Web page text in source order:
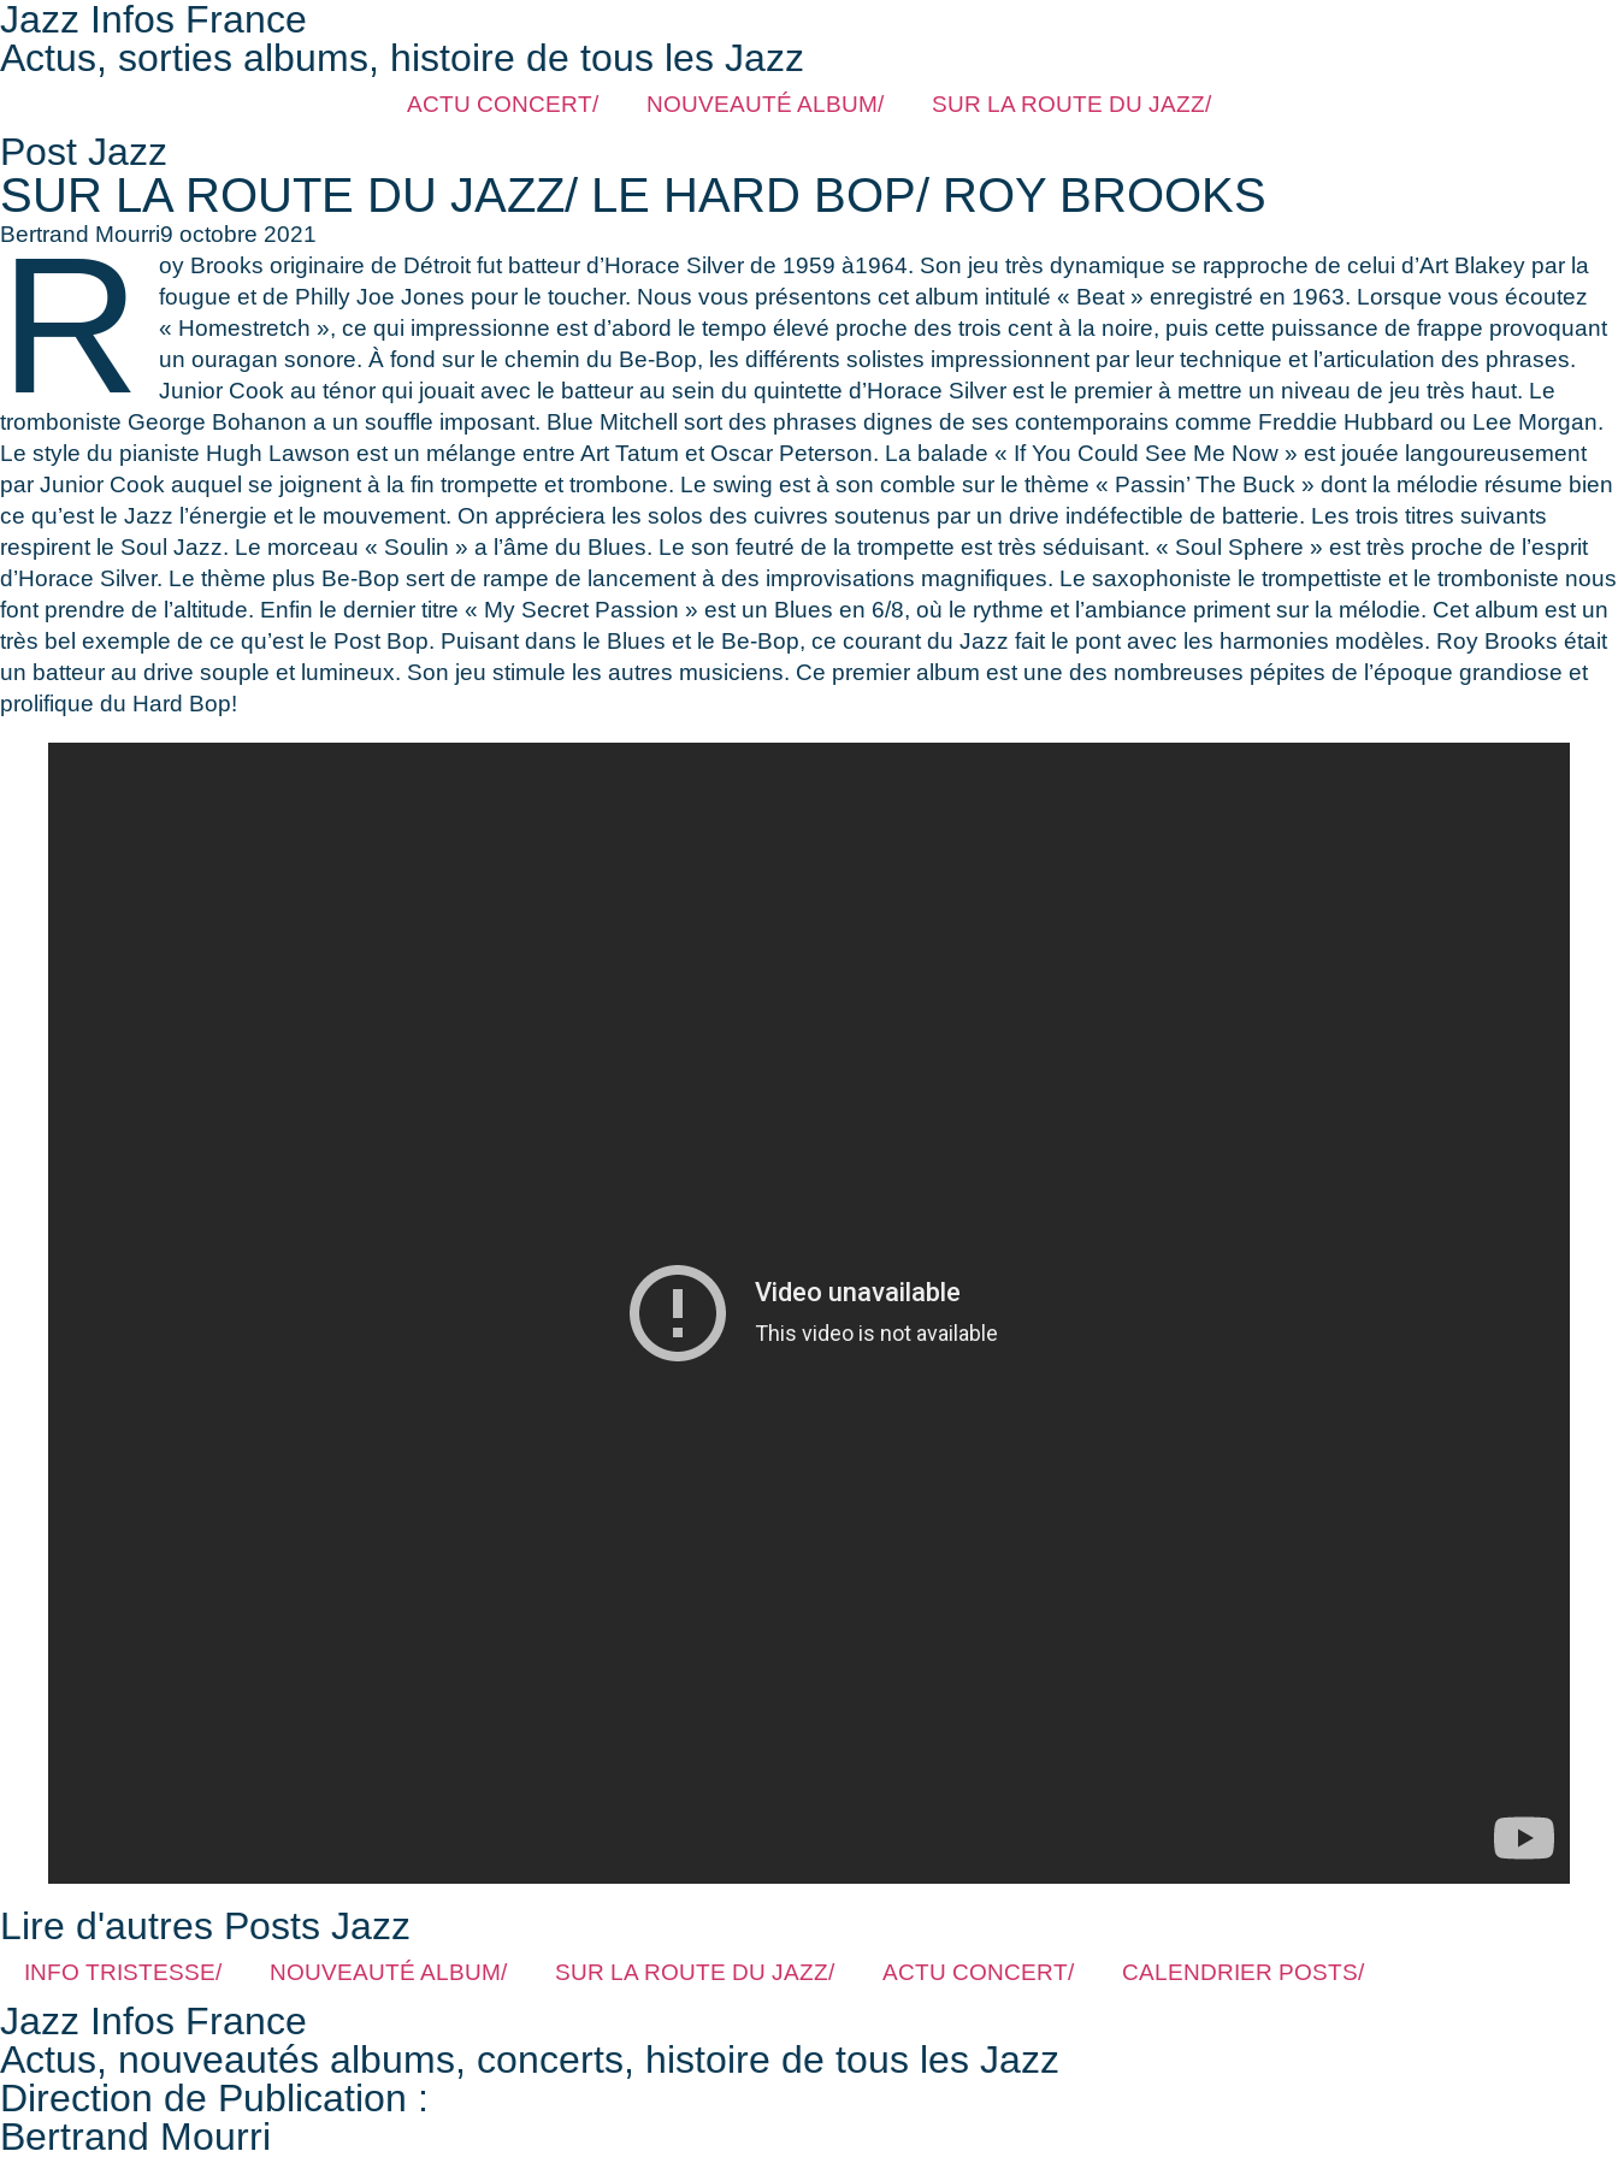
Jazz Infos France
Actus, sorties albums, histoire de tous les Jazz
ACTU CONCERT/ NOUVEAUTÉ ALBUM/ SUR LA ROUTE DU JAZZ/
Post Jazz
SUR LA ROUTE DU JAZZ/ LE HARD BOP/ ROY BROOKS
Bertrand Mourri9 octobre 2021
R
oy Brooks originaire de Détroit fut batteur d’Horace Silver de 1959 à1964. Son jeu très dynamique se rapproche de celui d’Art Blakey par la
fougue et de Philly Joe Jones pour le toucher. Nous vous présentons cet album intitulé « Beat » enregistré en 1963. Lorsque vous écoutez
« Homestretch », ce qui impressionne est d’abord le tempo élevé proche des trois cent à la noire, puis cette puissance de frappe provoquant
un ouragan sonore. À fond sur le chemin du Be-Bop, les différents solistes impressionnent par leur technique et l’articulation des phrases.
Junior Cook au ténor qui jouait avec le batteur au sein du quintette d’Horace Silver est le premier à mettre un niveau de jeu très haut. Le
tromboniste George Bohanon a un souffle imposant. Blue Mitchell sort des phrases dignes de ses contemporains comme Freddie Hubbard ou Lee Morgan.
Le style du pianiste Hugh Lawson est un mélange entre Art Tatum et Oscar Peterson. La balade « If You Could See Me Now » est jouée langoureusement
par Junior Cook auquel se joignent à la fin trompette et trombone. Le swing est à son comble sur le thème « Passin’ The Buck » dont la mélodie résume bien
ce qu’est le Jazz l’énergie et le mouvement. On appréciera les solos des cuivres soutenus par un drive indéfectible de batterie. Les trois titres suivants
respirent le Soul Jazz. Le morceau « Soulin » a l’âme du Blues. Le son feutré de la trompette est très séduisant. « Soul Sphere » est très proche de l’esprit
d’Horace Silver. Le thème plus Be-Bop sert de rampe de lancement à des improvisations magnifiques. Le saxophoniste le trompettiste et le tromboniste nous
font prendre de l’altitude. Enfin le dernier titre « My Secret Passion » est un Blues en 6/8, où le rythme et l’ambiance priment sur la mélodie. Cet album est un
très bel exemple de ce qu’est le Post Bop. Puisant dans le Blues et le Be-Bop, ce courant du Jazz fait le pont avec les harmonies modèles. Roy Brooks était
un batteur au drive souple et lumineux. Son jeu stimule les autres musiciens. Ce premier album est une des nombreuses pépites de l’époque grandiose et
prolifique du Hard Bop!
Lire d'autres Posts Jazz
INFO TRISTESSE/ NOUVEAUTÉ ALBUM/ SUR LA ROUTE DU JAZZ/ ACTU CONCERT/ CALENDRIER POSTS/
Jazz Infos France
Actus, nouveautés albums, concerts, histoire de tous les Jazz
Direction de Publication :
Bertrand Mourri